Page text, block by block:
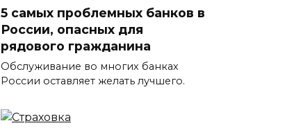
5 самых проблемных банков в
России, опасных для
рядового гражданина
Обслуживание во многих банках
России оставляет желать лучшего.